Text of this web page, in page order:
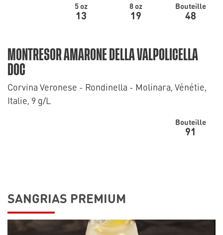
5 oz
13
8 oz
19
Bouteille
48
MONTRESOR AMARONE DELLA VALPOLICELLA
DOC
Corvina Veronese - Rondinella - Molinara, Vénétie,
Italie, 9 g/L
Bouteille
91
SANGRIAS PREMIUM